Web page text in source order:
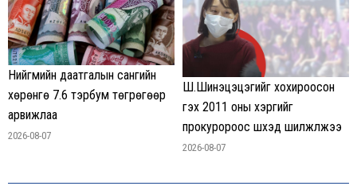
Нийгмийн даатгалын сангийн
хөрөнгө 7.6 тэрбум төгрөгөөр
арвижлаа
2026-08-07
Ш.Шинэцэцэгийг хохироосон
гэх 2011 оны хэргийг
прокуророос шүүхэд шилжүүлжээ
2026-08-07